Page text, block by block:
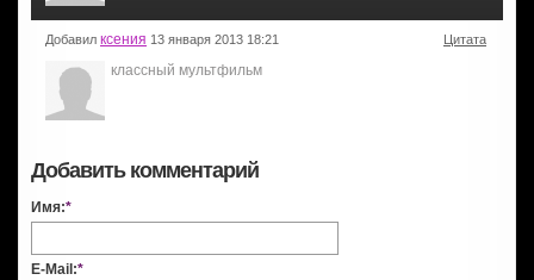
Добавил ксения 13 января 2013 18:21 Цитата
классный мультфильм
Добавить комментарий
Имя:*
E-Mail:*